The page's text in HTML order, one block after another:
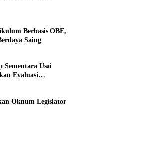
Berbasis OBE,
Saing
Sementara Usai
Evaluasi
Oknum Legislator